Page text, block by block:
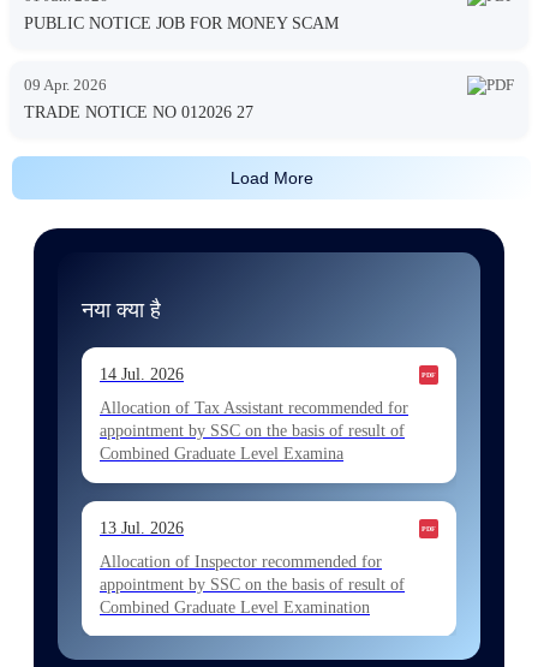
PUBLIC NOTICE JOB FOR MONEY SCAM
09 Apr. 2026
TRADE NOTICE NO 012026 27
Load More
नया क्या है
14 Jul. 2026
Allocation of Tax Assistant recommended for
appointment by SSC on the basis of result of
Combined Graduate Level Examina
13 Jul. 2026
Allocation of Inspector recommended for
appointment by SSC on the basis of result of
Combined Graduate Level Examination